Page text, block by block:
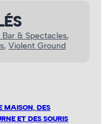
Bar & Spectacles
, Violent Ground
MAISON, DES
ET DES SOURIS